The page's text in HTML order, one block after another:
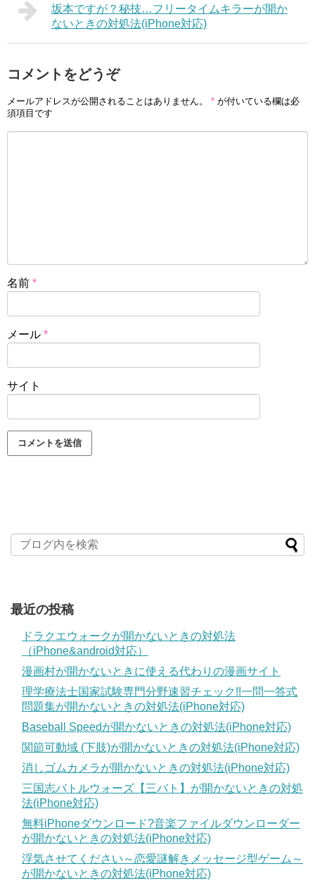
坂本ですが？秘技…フリータイムキラーが開か
ないときの対処法(iPhone対応)
コメントをどうぞ
メールアドレスが公開されることはありません。 * が付いている欄は必
須項目です
名前 *
メール *
サイト
最近の投稿
ドラクエウォークが開かないときの対処法
（iPhone&android対応）
漫画村が開かないときに使える代わりの漫画サイト
理学療法士国家試験専門分野速習チェック!!一問一答式
問題集が開かないときの対処法(iPhone対応)
Baseball Speedが開かないときの対処法(iPhone対応)
関節可動域 (下肢)が開かないときの対処法(iPhone対応)
消しゴムカメラが開かないときの対処法(iPhone対応)
三国志バトルウォーズ【三バト】が開かないときの対処
法(iPhone対応)
無料iPhoneダウンロード?音楽ファイルダウンローダー
が開かないときの対処法(iPhone対応)
浮気させてください～恋愛謎解きメッセージ型ゲーム～
が開かないときの対処法(iPhone対応)